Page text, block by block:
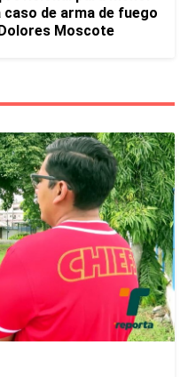
caso de arma de fuego
Moscote